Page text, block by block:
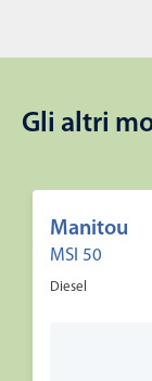
Gli altri
Manitou
MSI 50
Diesel